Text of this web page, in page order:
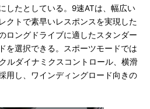
したとしている。9速ATは、幅広い
クトで素早いレスポンスを実現した
ロングドライブに適したスタンダー
を選択できる。スポーツモードでは
ルダイナミクスコントロール、横滑
用し、ワインディングロード向きの